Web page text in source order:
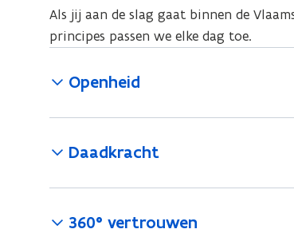
Als jij aan de slag gaat binnen de
principes passen we elke dag toe.
Openheid
Daadkracht
360° vertrouwen